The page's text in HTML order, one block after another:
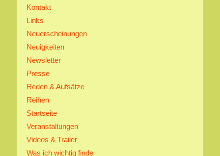
Kontakt
Links
Neuerscheinungen
Neuigkeiten
Newsletter
Presse
Reden & Aufsätze
Reihen
Startseite
Veranstaltungen
Videos & Trailer
Was ich wichtig finde